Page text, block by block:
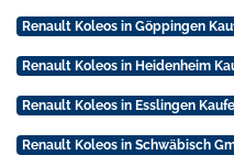
Renault Koleos in Göppingen
Renault Koleos in Heidenheim
Renault Koleos in Esslingen
Renault Koleos in Schwäbisch